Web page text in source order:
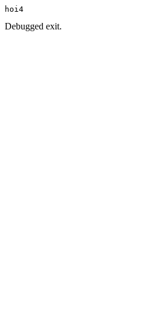
hoi4
Debugged exit.